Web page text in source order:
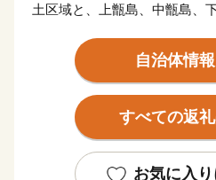
土区域と、上甑島、中甑島、
砂青松の海岸線、市街部を悠
川」、藺牟田池をはじめとす
地形の変化の美しい甑島、各
自然環境を有しています。当
県立自然公園、甑島県立自然
自治体情
すべての返
お気に入